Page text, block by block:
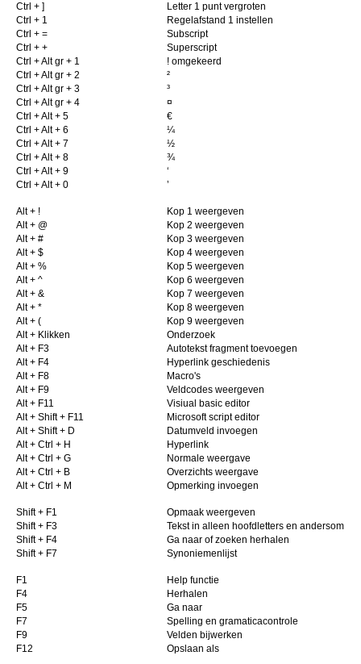
Ctrl + ]
Letter 1 punt vergroten
Ctrl + 1
Regelafstand 1 instellen
Ctrl + =
Subscript
Ctrl + +
Superscript
Ctrl + Alt gr + 1
! omgekeerd
Ctrl + Alt gr + 2
²
Ctrl + Alt gr + 3
³
Ctrl + Alt gr + 4
¤
Ctrl + Alt + 5
€
Ctrl + Alt + 6
¼
Ctrl + Alt + 7
½
Ctrl + Alt + 8
¾
Ctrl + Alt + 9
‘
Ctrl + Alt + 0
’
Alt + !
Kop 1 weergeven
Alt + @
Kop 2 weergeven
Alt + #
Kop 3 weergeven
Alt + $
Kop 4 weergeven
Alt + %
Kop 5 weergeven
Alt + ^
Kop 6 weergeven
Alt + &
Kop 7 weergeven
Alt + *
Kop 8 weergeven
Alt + (
Kop 9 weergeven
Alt + Klikken
Onderzoek
Alt + F3
Autotekst fragment toevoegen
Alt + F4
Hyperlink geschiedenis
Alt + F8
Macro's
Alt + F9
Veldcodes weergeven
Alt + F11
Visiual basic editor
Alt + Shift + F11
Microsoft script editor
Alt + Shift + D
Datumveld invoegen
Alt + Ctrl + H
Hyperlink
Alt + Ctrl + G
Normale weergave
Alt + Ctrl + B
Overzichts weergave
Alt + Ctrl + M
Opmerking invoegen
Shift + F1
Opmaak weergeven
Shift + F3
Tekst in alleen hoofdletters en andersom
Shift + F4
Ga naar of zoeken herhalen
Shift + F7
Synoniemenlijst
F1
Help functie
F4
Herhalen
F5
Ga naar
F7
Spelling en gramaticacontrole
F9
Velden bijwerken
F12
Opslaan als